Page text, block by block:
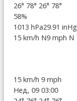
26° 78° 26° 78°
58%
1013 hPa29.91 inHg
15 km/h N9 mph N
15 km/h 9 mph
Нед, 09 03:00